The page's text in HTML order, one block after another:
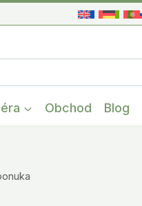
Obchod Blog